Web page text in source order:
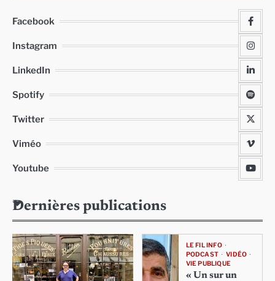
Facebook
Instagram
LinkedIn
Spotify
Twitter
Viméo
Youtube
Dernières publications
LE FIL INFO
PODCAST
VIDÉO
VIE PUBLIQUE
« Un sur un